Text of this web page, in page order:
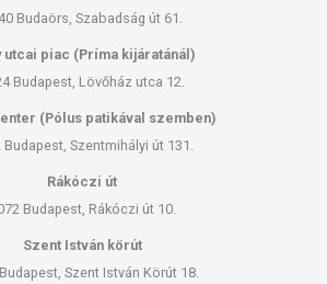
Budaörs, Szabadság út 61.
utcai piac (Príma kijáratánál)
Budapest, Lövőház utca 12.
(Pólus patikával szemben)
Budapest, Szentmihályi út 131.
Rákóczi út
Budapest, Rákóczi út 10.
Szent István körút
Szent István Körút 18.